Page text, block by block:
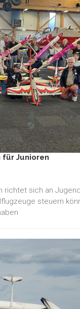
für Junioren
richtet sich an
steuern